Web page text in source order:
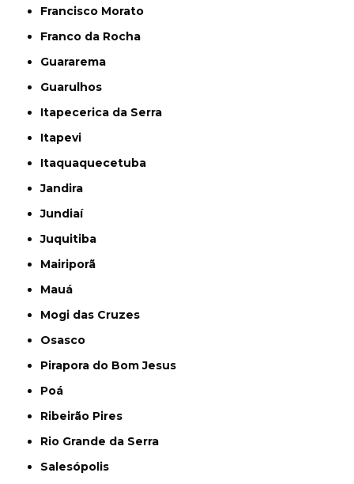
Francisco Morato
Franco da Rocha
Guararema
Guarulhos
Itapecerica da Serra
Itapevi
Itaquaquecetuba
Jandira
Jundiaí
Juquitiba
Mairiporã
Mauá
Mogi das Cruzes
Osasco
Pirapora do Bom Jesus
Poá
Ribeirão Pires
Rio Grande da Serra
Salesópolis